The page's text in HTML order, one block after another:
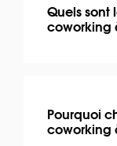
Quels sont
coworking
Pourquoi
coworking